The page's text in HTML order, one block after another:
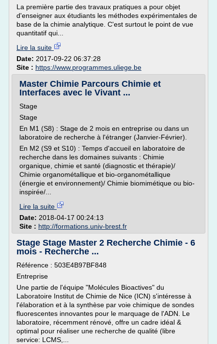
La première partie des travaux pratiques a pour objet
d'enseigner aux étudiants les méthodes expérimentales de
base de la chimie analytique. C'est surtout le point de vue
quantitatif qui...
Lire la suite
Date: 2017-09-22 06:37:28
Site : https://www.programmes.uliege.be
Master Chimie Parcours Chimie et
Interfaces avec le Vivant ...
Stage
Stage
En M1 (S8) : Stage de 2 mois en entreprise ou dans un
laboratoire de recherche à l'étranger (Janvier-Février).
En M2 (S9 et S10) : Temps d'accueil en laboratoire de
recherche dans les domaines suivants : Chimie
organique, chimie et santé (diagnostic et thérapie)/
Chimie organométallique et bio-organométallique
(énergie et environnement)/ Chimie biomimétique ou bio-
inspirée/...
Lire la suite
Date: 2018-04-17 00:24:13
Site : http://formations.univ-brest.fr
Stage Stage Master 2 Recherche Chimie - 6
mois - Recherche ...
Référence : 503E4B97BF848
Entreprise
Une partie de l'équipe "Molécules Bioactives" du
Laboratoire Institut de Chimie de Nice (ICN) s'intéresse à
l'élaboration et à la synthèse par voie chimique de sondes
fluorescentes innovantes pour le marquage de l'ADN. Le
laboratoire, récemment rénové, offre un cadre idéal &
optimal pour réaliser une recherche de qualité (libre
service: LCMS,...